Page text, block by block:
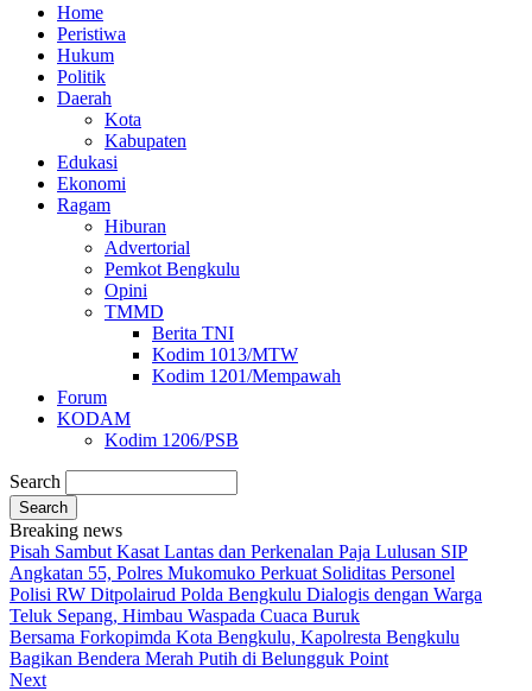
Home
Peristiwa
Hukum
Politik
Daerah
Kota
Kabupaten
Edukasi
Ekonomi
Ragam
Hiburan
Advertorial
Pemkot Bengkulu
Opini
TMMD
Berita TNI
Kodim 1013/MTW
Kodim 1201/Mempawah
Forum
KODAM
Kodim 1206/PSB
Search
Breaking news
Pisah Sambut Kasat Lantas dan Perkenalan Paja Lulusan SIP
Angkatan 55, Polres Mukomuko Perkuat Soliditas Personel
Polisi RW Ditpolairud Polda Bengkulu Dialogis dengan Warga
Teluk Sepang, Himbau Waspada Cuaca Buruk
Bersama Forkopimda Kota Bengkulu, Kapolresta Bengkulu
Bagikan Bendera Merah Putih di Belungguk Point
Next